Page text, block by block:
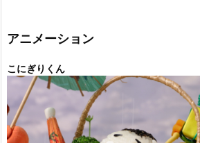
ー
アニメーション
こにぎりくん